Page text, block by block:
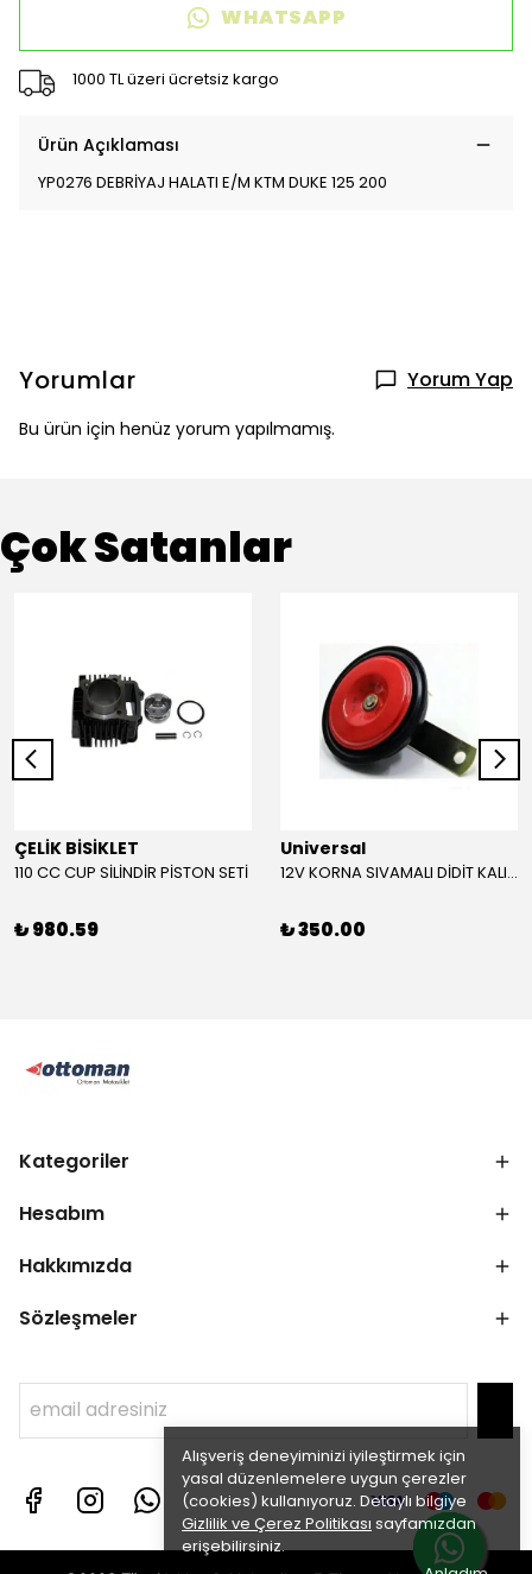
Alışveriş deneyiminizi iyileştirmek için
yasal düzenlemelere uygun çerezler
(cookies) kullanıyoruz. Detaylı bilgiye
Gizlilik ve Çerez Politikası sayfamızdan
erişebilirsiniz.
WHATSAPP
1000 TL üzeri ücretsiz kargo
Ürün Açıklaması
YP0276 DEBRİYAJ HALATI E/M KTM DUKE 125 200
Yorumlar Yorum Yap
Bu ürün için henüz yorum yapılmamış.
Çok Satanlar
ÇELİK BİSİKLET
110 CC CUP SİLİNDİR PİSTON SETİ
₺ 980.59
Universal
12V KORNA SIVAMALI DİDİT KALIN SESLİ (KIRMIZI)
₺ 350.00
Kategoriler
Hesabım
Hakkımızda
Sözleşmeler